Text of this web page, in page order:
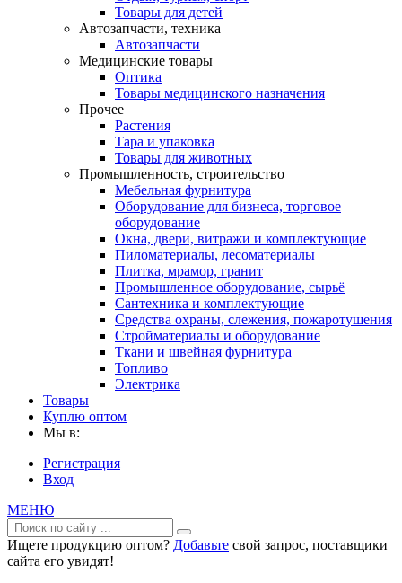
Товары для детей
Автозапчасти, техника
Автозапчасти
Медицинские товары
Оптика
Товары медицинского назначения
Прочее
Растения
Тара и упаковка
Товары для животных
Промышленность, строительство
Мебельная фурнитура
Оборудование для бизнеса, торговое
оборудование
Окна, двери, витражи и комплектующие
Пиломатериалы, лесоматериалы
Плитка, мрамор, гранит
Промышленное оборудование, сырьё
Сантехника и комплектующие
Средства охраны, слежения, пожаротушения
Стройматериалы и оборудование
Ткани и швейная фурнитура
Топливо
Электрика
Товары
Куплю оптом
Мы в:
Регистрация
Вход
МЕНЮ
Ищете продукцию оптом? Добавьте свой запрос, поставщики
сайта его увидят!